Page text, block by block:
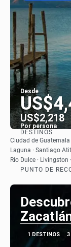
Desde
US$2,218
Por persona
DESTINOS
Ciudad de Guatemala
Laguna · Santiago
Río Dulce · Livingston
PUNTO DE
1 DESTINOS 3